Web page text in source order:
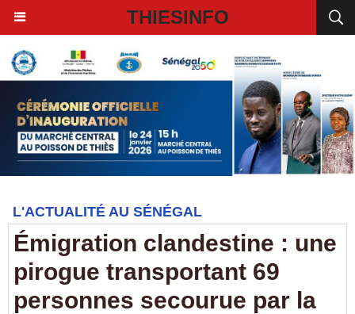
THIESINFO
L'ACTUALITÉ AU SÉNÉGAL
Émigration clandestine : une
pirogue transportant 69
personnes secourue par la